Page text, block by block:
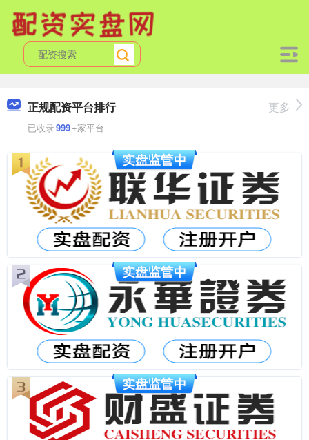
正规配资平台排行
已收录999+家平台
更多